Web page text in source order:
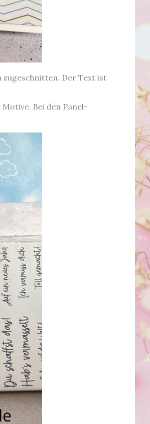
zugeschnitten. Der Text ist
Bei den Panel-